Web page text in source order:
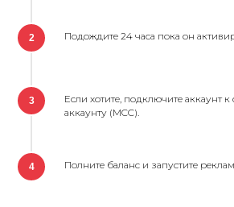
2 Подождите 24 часа пока он
3
Если хотите, подключите аккаунт
аккаунту (MCC).
4 Полните баланс и запустите